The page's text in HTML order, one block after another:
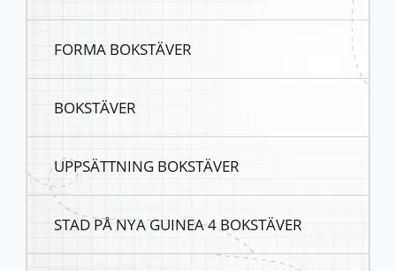
FORMA BOKSTÄVER
BOKSTÄVER
UPPSÄTTNING BOKSTÄVER
STAD PÅ NYA GUINEA 4 BOKSTÄVER